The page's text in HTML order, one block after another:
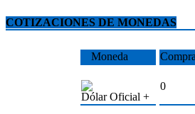
COTIZACIONES DE MONEDAS
Moneda Compra
Dólar Oficial +
0